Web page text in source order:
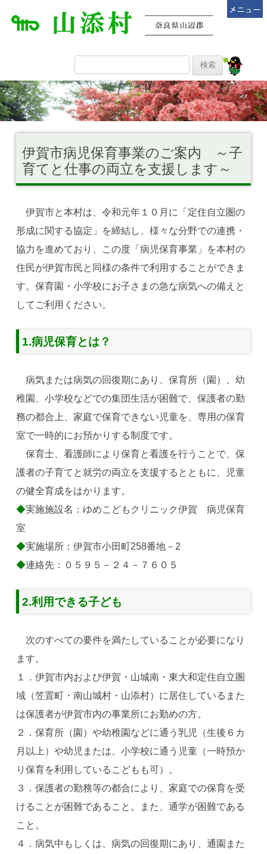
伊賀市病児保育事業のご案内 ～子
育てと仕事の両立を支援します～
伊賀市と本村は、令和元年１０月に「定住自立圏の
形成に関する協定」を締結し、様々な分野での連携・
協力を進めており、この度「病児保育事業」を本村の
住民が伊賀市民と同様の条件で利用することができま
す。保育園・小学校にお子さまの急な病気への備えと
してご利用ください。
1.病児保育とは？
病気または病気の回復期にあり、保育所（園）、幼
稚園、小学校などでの集団生活が困難で、保護者の勤
務の都合上、家庭で保育できない児童を、専用の保育
室で一時的にお預かりする制度です。
保育士、看護師により保育と看護を行うことで、保
護者の子育てと就労の両立を支援するとともに、児童
の健全育成をはかります。
◆実施施設名：ゆめこどもクリニック伊賀 病児保育
室
◆実施場所：伊賀市小田町258番地－2
◆連絡先：０５９５－２４－７６０５
2.利用できる子ども
次のすべての要件を満たしていることが必要になり
ます。
１．伊賀市内および伊賀・山城南・東大和定住自立圏
域（笠置町・南山城村・山添村）に居住しているまた
は保護者が伊賀市内の事業所にお勤めの方。
２．保育所（園）や幼稚園などに通う乳児（生後６カ
月以上）や幼児または、小学校に通う児童（一時預か
り保育を利用しているこどもも可）。
３．保護者の勤務等の都合により、家庭での保育を受
けることが困難であること。また、通学が困難である
こと。
４．病気中もしくは、病気の回復期にあり、通園また